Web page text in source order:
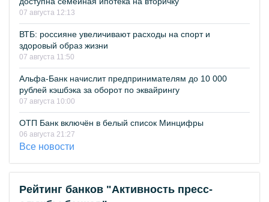
07 августа 12:13
ВТБ: россияне увеличивают расходы на спорт и
здоровый образ жизни
07 августа 11:50
Альфа-Банк начислит предпринимателям до 10 000
рублей кэшбэка за оборот по эквайрингу
07 августа 10:00
ОТП Банк включён в белый список Минцифры
06 августа 21:27
Все новости
Рейтинг банков "Активность пресс-